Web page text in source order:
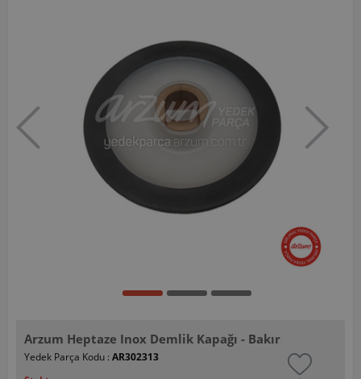
Arzum Heptaze Inox Demlik Kapağı - Bakır
Yedek Parça Kodu : AR302313